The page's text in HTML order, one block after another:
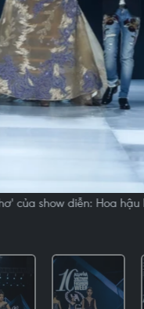
của show diễn: Hoa